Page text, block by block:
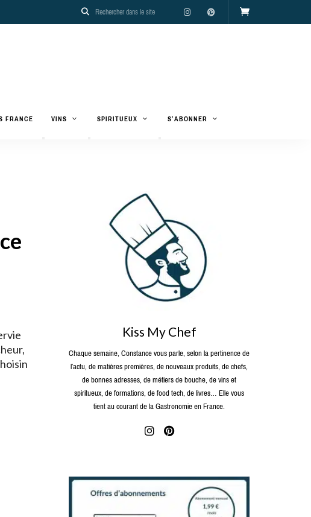
FRANCE VINS SPIRITUEUX S’ABONNER
Kiss My Chef
Chaque semaine, Constance vous parle, selon la pertinence de
l’actu, de matières premières, de nouveaux produits, de chefs,
de bonnes adresses, de métiers de bouche, de vins et
spiritueux, de formations, de food tech, de livres… Elle vous
tient au courant de la Gastronomie en France.